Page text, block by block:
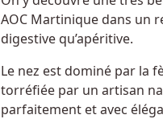
AOC Martinique dans un
digestive qu’apéritive.
Le nez est dominé par la
torréfiée par un artisan
parfaitement et avec